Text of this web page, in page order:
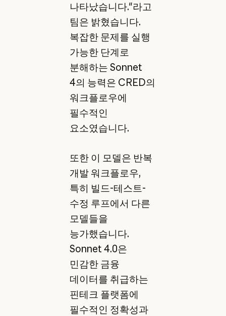
나타났습니다."라고
팀은 밝혔습니다.
복잡한 문제를 실행
가능한 단계로
분해하는 Sonnet
4의 능력은 CRED의
워크플로우에
필수적인
요소였습니다.
또한 이 모델은 반복
개발 워크플로우,
특히 빌드-테스트-
수정 루프에서 다른
모델들을
능가했습니다.
Sonnet 4.0은
민감한 금융
데이터를 취급하는
핀테크 플랫폼에
필수적인 정확성과